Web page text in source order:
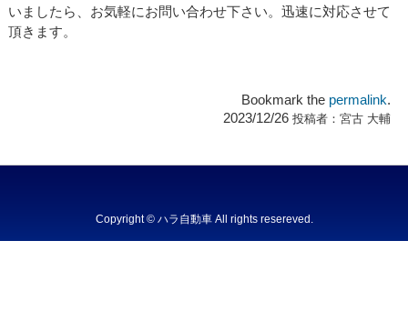
いましたら、お気軽にお問い合わせ下さい。迅速に対応させて
頂きます。
Bookmark the permalink.
2023/12/26 投稿者：宮古 大輔
Copyright © ハラ自動車 All rights resereved.Powered by DJCOM Inc.